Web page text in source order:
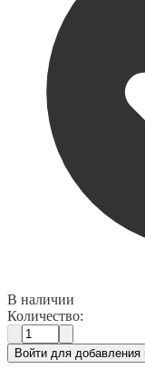
В наличии
Количество:
Войти для добавления